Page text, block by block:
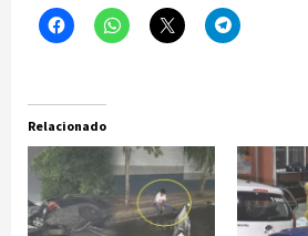
Relacionado